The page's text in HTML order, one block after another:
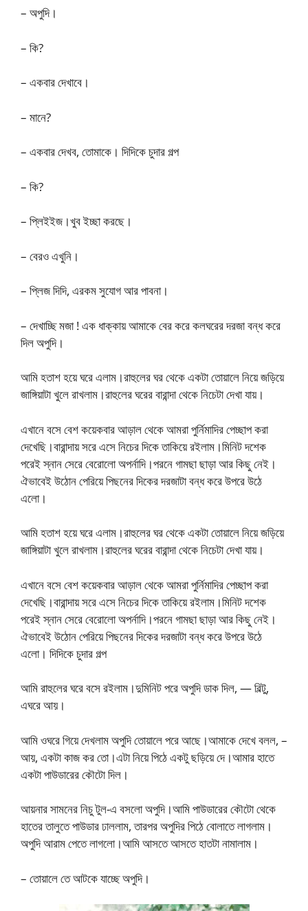
– অপুদি।
– কি?
– একবার দেখাবে।
– মানে?
– একবার দেখব, তোমাকে। দিদিকে চুদার গল্প
– কি?
– প্লিইইজ।খুব ইচ্ছা করছে।
– বেরও এখুনি।
– প্লিজ দিদি, এরকম সুযোগ আর পাবনা।
– দেখাচ্ছি মজা ! এক ধাক্কায় আমাকে বের করে কলঘরের দরজা বন্ধ করে
দিল অপুদি।
আমি হতাশ হয়ে ঘরে এলাম।রাহুলের ঘর থেকে একটা তোয়ালে নিয়ে জড়িয়ে
জাঙ্গিয়াটা খুলে রাখলাম।রাহুলের ঘরের বারান্দা থেকে নিচেটা দেখা যায়।
এখানে বসে বেশ কয়েকবার আড়াল থেকে আমরা পুর্নিমাদির পেচ্ছাপ করা
দেখেছি।বারান্দায় সরে এসে নিচের দিকে তাকিয়ে রইলাম।মিনিট দশেক
পরেই স্নান সেরে বেরোলো অপর্নাদি।পরনে গামছা ছাড়া আর কিছু নেই।
ঐভাবেই উঠোন পেরিয়ে পিছনের দিকের দরজাটা বন্ধ করে উপরে উঠে
এলো।
আমি হতাশ হয়ে ঘরে এলাম।রাহুলের ঘর থেকে একটা তোয়ালে নিয়ে জড়িয়ে
জাঙ্গিয়াটা খুলে রাখলাম।রাহুলের ঘরের বারান্দা থেকে নিচেটা দেখা যায়।
এখানে বসে বেশ কয়েকবার আড়াল থেকে আমরা পুর্নিমাদির পেচ্ছাপ করা
দেখেছি।বারান্দায় সরে এসে নিচের দিকে তাকিয়ে রইলাম।মিনিট দশেক
পরেই স্নান সেরে বেরোলো অপর্নাদি।পরনে গামছা ছাড়া আর কিছু নেই।
ঐভাবেই উঠোন পেরিয়ে পিছনের দিকের দরজাটা বন্ধ করে উপরে উঠে
এলো। দিদিকে চুদার গল্প
আমি রাহুলের ঘরে বসে রইলাম।দুমিনিট পরে অপুদি ডাক দিল, — বিল্টু,
এঘরে আয়।
আমি ওঘরে গিয়ে দেখলাম অপুদি তোয়ালে পরে আছে।আমাকে দেখে বলল, –
আয়, একটা কাজ কর তো।এটা নিয়ে পিঠে একটু ছড়িয়ে দে।আমার হাতে
একটা পাউডারের কৌটো দিল।
আয়নার সামনের নিচু টুল-এ বসলো অপুদি।আমি পাউডারের কৌটো থেকে
হাতের তালুতে পাউডার ঢাললাম, তারপর অপুদির পিঠে বোলাতে লাগলাম।
অপুদি আরাম পেতে লাগলো।আমি আসতে আসতে হাতটা নামালাম।
– তোয়ালে তে আটকে যাচ্ছে অপুদি।